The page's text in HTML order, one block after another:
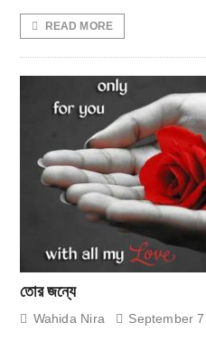
READ MORE
তোর জন্যে
Wahida Nira September